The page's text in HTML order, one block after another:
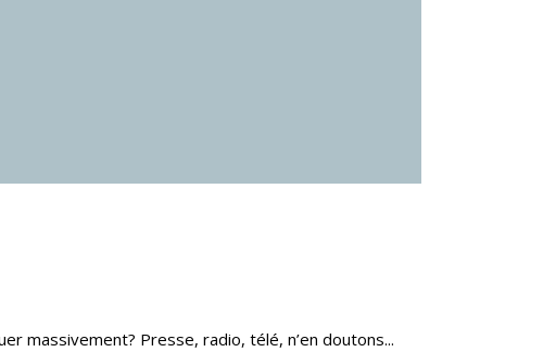
massivement? Presse, radio, télé, n’en doutons...